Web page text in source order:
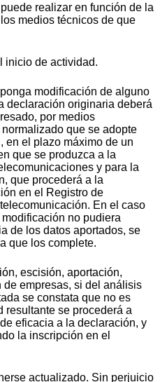
realizar en función de la
medios técnicos de que
inicio de actividad.
modificación de alguno
declaración originaria deberá
por medios
que se adopte
en el plazo máximo de un
que se produzca a la
y para la
que procederá a la
en el Registro de
En el caso
no pudiera
de los datos aportados, se
que los complete.
escisión, aportación,
empresas, si del análisis
se constata que no es
resultante se procederá a
eficacia a la declaración, y
la inscripción en el
actualizado. Sin perjuicio